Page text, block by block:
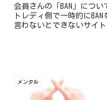
会員さんの「BAN」につ
トレディ側で一時的に
言わないとできないサイ
メンタル